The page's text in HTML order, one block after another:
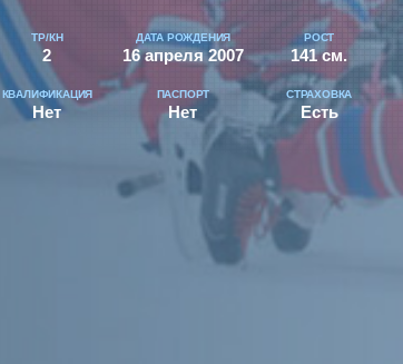
ТР/КН
2
ДАТА РОЖДЕНИЯ
16 апреля 2007
РОСТ
141 см.
КВАЛИФИКАЦИЯ
Нет
ПАСПОРТ
Нет
СТРАХОВКА
Есть